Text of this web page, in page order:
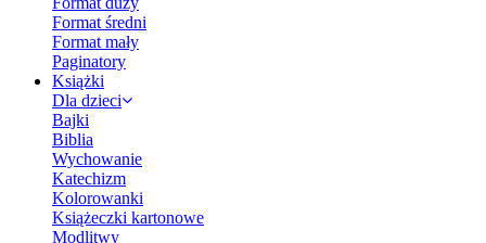
Format średni
Format mały
Paginatory
Książki
Dla dzieci
Bajki
Biblia
Wychowanie
Katechizm
Kolorowanki
Książeczki kartonowe
Modlitwy